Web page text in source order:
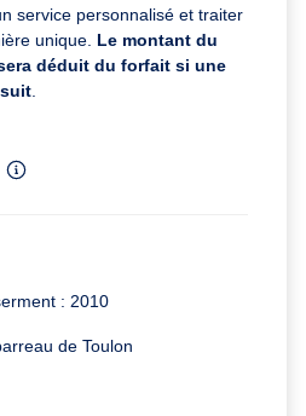
service personnalisé et traiter
unique. Le montant du
déduit du forfait si une
: 2010
de Toulon